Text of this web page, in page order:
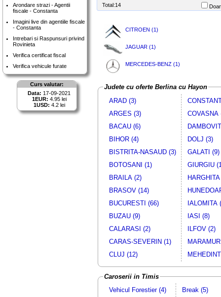
Arondare strazi - Agentii
fiscale - Constanta
Imagini live din agentiile fiscale
- Constanta
Intrebari si Raspunsuri privind
Rovinieta
Verifica certificat fiscal
Verifica vehicule furate
Curs valutar:
Data: 17-09-2021
1EUR: 4.95 lei
1USD: 4.2 lei
Total:14
CITROEN (1)
JAGUAR (1)
MERCEDES-BENZ (1)
Judete cu oferte Berlina cu Hayon
ARAD (3)
ARGES (3)
BACAU (6)
BIHOR (4)
BISTRITA-NASAUD (3)
BOTOSANI (1)
BRAILA (2)
BRASOV (14)
BUCURESTI (66)
BUZAU (9)
CALARASI (2)
CARAS-SEVERIN (1)
CLUJ (12)
COVASNA
DOLJ (3)
GALATI (9)
GIURGIU
IALOMITA
IASI (8)
ILFOV (2)
Caroserii in Timis
Vehicul Forestier (4)
Break (5)